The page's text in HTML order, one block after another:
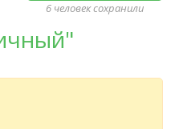
6 человек сохранили